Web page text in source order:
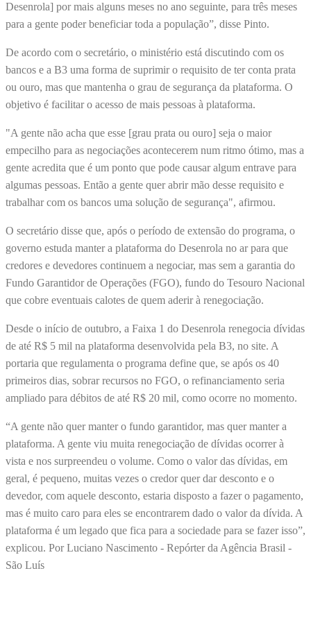
Desenrola] por mais alguns meses no ano seguinte, para três meses
para a gente poder beneficiar toda a população”, disse Pinto.
De acordo com o secretário, o ministério está discutindo com os
bancos e a B3 uma forma de suprimir o requisito de ter conta prata
ou ouro, mas que mantenha o grau de segurança da plataforma. O
objetivo é facilitar o acesso de mais pessoas à plataforma.
"A gente não acha que esse [grau prata ou ouro] seja o maior
empecilho para as negociações acontecerem num ritmo ótimo, mas a
gente acredita que é um ponto que pode causar algum entrave para
algumas pessoas. Então a gente quer abrir mão desse requisito e
trabalhar com os bancos uma solução de segurança", afirmou.
O secretário disse que, após o período de extensão do programa, o
governo estuda manter a plataforma do Desenrola no ar para que
credores e devedores continuem a negociar, mas sem a garantia do
Fundo Garantidor de Operações (FGO), fundo do Tesouro Nacional
que cobre eventuais calotes de quem aderir à renegociação.
Desde o início de outubro, a Faixa 1 do Desenrola renegocia dívidas
de até R$ 5 mil na plataforma desenvolvida pela B3, no site. A
portaria que regulamenta o programa define que, se após os 40
primeiros dias, sobrar recursos no FGO, o refinanciamento seria
ampliado para débitos de até R$ 20 mil, como ocorre no momento.
“A gente não quer manter o fundo garantidor, mas quer manter a
plataforma. A gente viu muita renegociação de dívidas ocorrer à
vista e nos surpreendeu o volume. Como o valor das dívidas, em
geral, é pequeno, muitas vezes o credor quer dar desconto e o
devedor, com aquele desconto, estaria disposto a fazer o pagamento,
mas é muito caro para eles se encontrarem dado o valor da dívida. A
plataforma é um legado que fica para a sociedade para se fazer isso”,
explicou. Por Luciano Nascimento - Repórter da Agência Brasil -
São Luís